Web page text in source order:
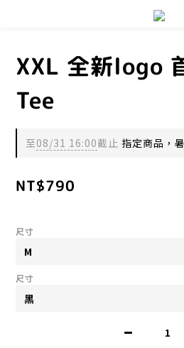
XXL 全新logo
Tee
至08/31 16:00截止 指定商品，
NT$790
尺寸
尺寸